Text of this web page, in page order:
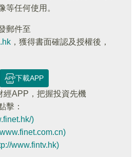
等任何使用。
郵件至
，獲得書面確認及授權後，
下載APP
經APP，把握投資先機
擊：
)
www.fintv.hk)